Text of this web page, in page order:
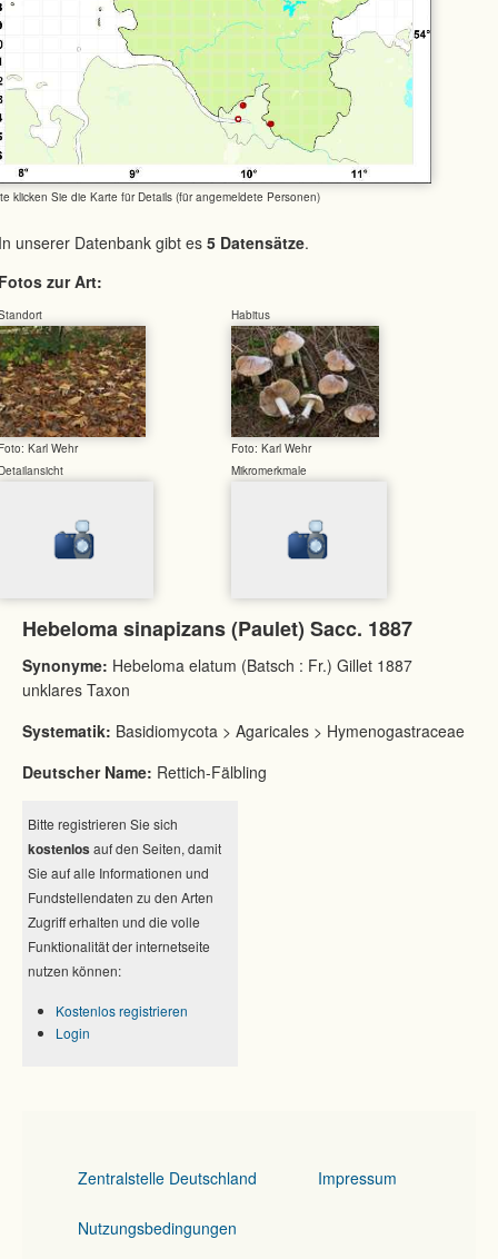
klicken Sie die Karte für Details (für angemeldete Personen)
unserer Datenbank gibt es 5 Datensätze.
zur Art:
Karl Wehr
Habitus
Foto: Karl Wehr
Mikromerkmale
Hebeloma sinapizans (Paulet) Sacc. 1887
Synonyme: Hebeloma elatum (Batsch : Fr.) Gillet 1887
unklares Taxon
Systematik: Basidiomycota > Agaricales > Hymenogastraceae
Deutscher Name: Rettich-Fälbling
Bitte registrieren Sie sich
kostenlos auf den Seiten, damit
Sie auf alle Informationen und
Fundstellendaten zu den Arten
Zugriff erhalten und die volle
Funktionalität der internetseite
nutzen können:
Kostenlos registrieren
Login
Zentralstelle Deutschland Impressum
Nutzungsbedingungen